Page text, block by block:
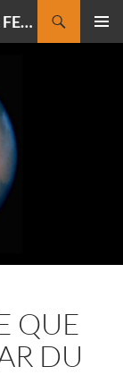
CIELMANIA : le blog de Jean-Baptiste FELDMANN, photographe du ciel
QUE
DU